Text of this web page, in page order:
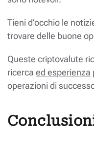
Tieni d’occhio le
trovare delle buone
Queste criptovalute
ricerca ed esperienza
operazioni di